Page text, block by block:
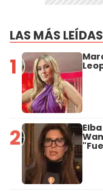
LAS MÁS LEÍDAS
1
2